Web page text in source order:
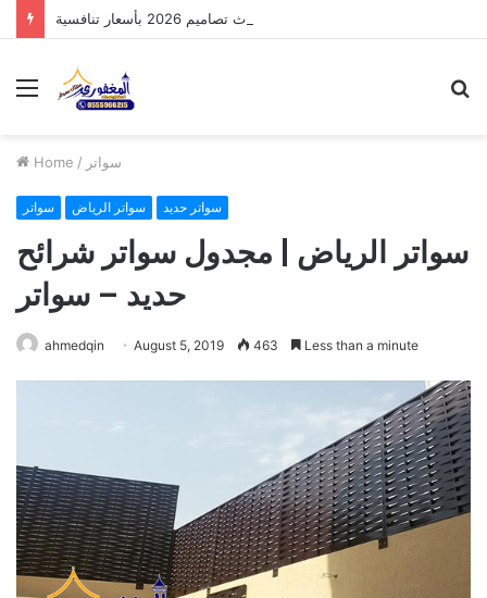
مظلات الدرعية بالرياض: أحدث تصاميم 2026 بأسعار تنافسية
Menu
Home / سواتر
سواتر سواتر الرياض سواتر حديد
سواتر الرياض | مجدول سواتر شرائح
حديد – سواتر
ahmedqin August 5, 2019 463 Less than a minute